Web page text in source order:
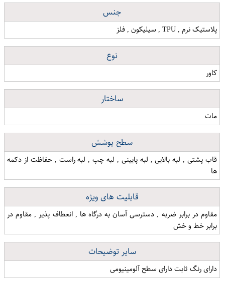
جنس
پلاستیک نرم , TPU , سیلیکون , فلز
نوع
کاور
ساختار
مات
سطح پوشش
قاب پشتی , لبه بالایی , لبه پایینی , لبه چپ , لبه راست , حفاظت از دکمه
ها
قابلیت های ویژه
مقاوم در برابر ضربه , دسترسی آسان به درگاه ها , انعطاف پذیر , مقاوم در
برابر خط و خش
سایر توضیحات
دارای رنگ ثابت دارای سطح آلومینیومی